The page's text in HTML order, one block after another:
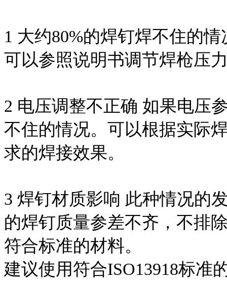
1 大约80%的焊钉焊不住的
可以参照说明书调节焊枪压
2 电压调整不正确 如果电压
不住的情况。可以根据实际
求的焊接效果。
3 焊钉材质影响 此种情况的
的焊钉质量参差不齐，不排
符合标准的
建议使用符合ISO13918标准